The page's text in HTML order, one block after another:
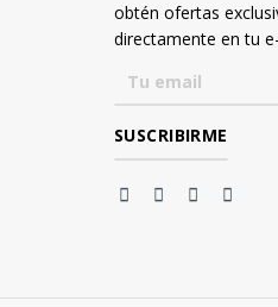
obtén ofertas
directamente en tu